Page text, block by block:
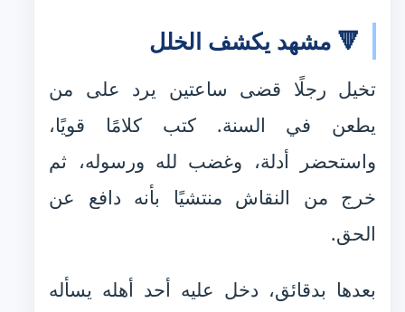
🔻 مشهد يكشف الخلل
تخيل رجلًا قضى ساعتين يرد على من
يطعن في السنة. كتب كلامًا قويًا،
واستحضر أدلة، وغضب لله ورسوله، ثم
خرج من النقاش منتشيًا بأنه دافع عن
الحق.
بعدها بدقائق، دخل عليه أحد أهله يسأله